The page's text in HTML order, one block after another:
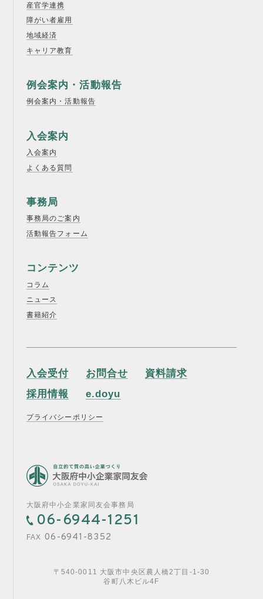
お問合せ 資料請求
産官学連携
障がい者雇用
地域経済
キャリア教育
例会案内・活動報告
例会案内・活動報告
入会案内
入会案内
よくある質問
事務局
事務局のご案内
活動報告フォーム
コンテンツ
コラム
ニュース
書籍紹介
入会受付 お問合せ
資料請求
採用情報
e.doyu
プライバシーポリシー
大阪府中小企業家同友会事務局
06-6944-1251
FAX 06-6941-8352
〒540-0011 大阪市中央区農人橋2丁目-1-30
谷町八木ビル4F